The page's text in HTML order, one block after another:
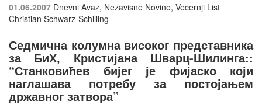
01.06.2007 Dnevni Avaz, Nezavisne Novine, Vecernji List
Christian Schwarz-Schilling
Седмична колумна високог представника
за БиХ, Кристијана Шварц-Шилинга::
“Станковићев бијег је фијаско који
наглашава потребу за постојањем
државног затвора”